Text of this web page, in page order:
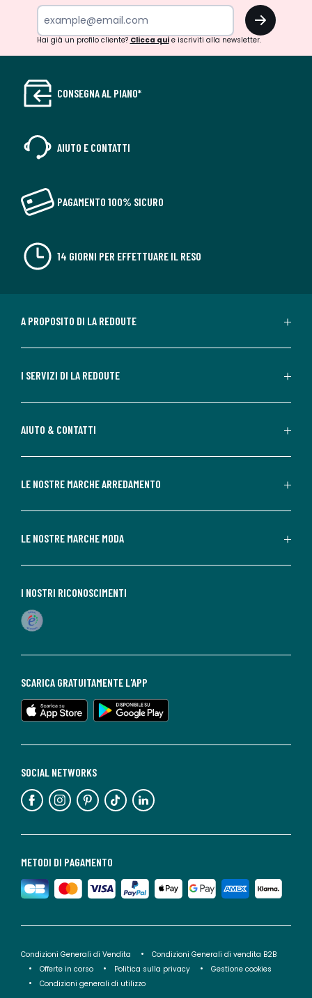
OK
Hai già un profilo cliente?Clicca quie iscriviti alla newsletter.
CONSEGNA AL PIANO*
AIUTO E CONTATTI
PAGAMENTO 100% SICURO
14 GIORNI PER EFFETTUARE IL RESO
A PROPOSITO DI LA REDOUTE
I SERVIZI DI LA REDOUTE
AIUTO & CONTATTI
LE NOSTRE MARCHE ARREDAMENTO
LE NOSTRE MARCHE MODA
METODI DI PAGAMENTO
SOCIAL NETWORKS
SCARICA GRATUITAMENTE L'APP
I NOSTRI RICONOSCIMENTI
Condizioni Generali di Vendita
Condizioni Generali di vendita B2B
Offerte in corso
Politica sulla privacy
Gestione cookies
Condizioni generali di utilizzo